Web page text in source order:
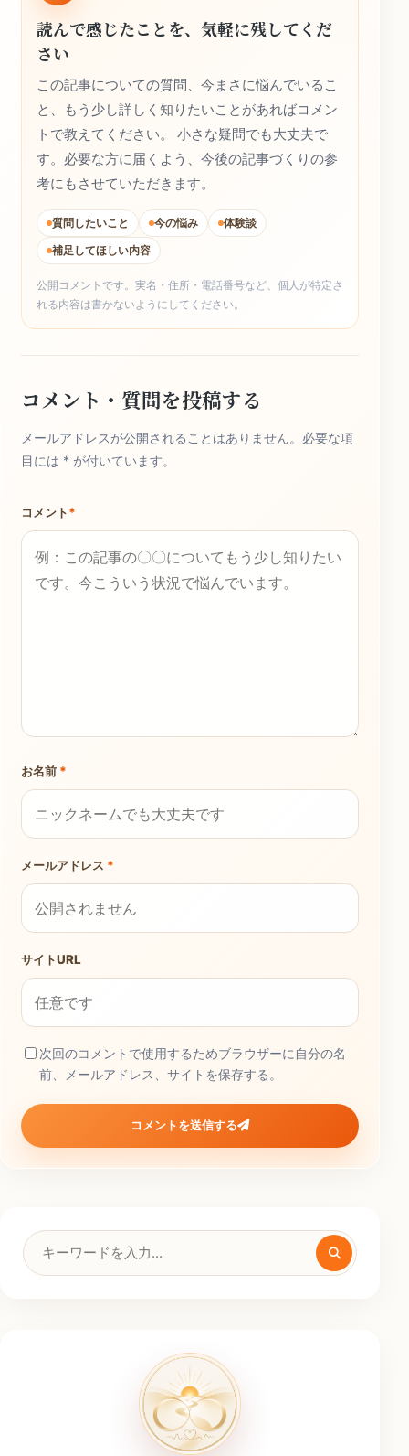
読んで感じたことを、気軽に残してくだ
さい
この記事についての質問、今まさに悩んでいるこ
と、もう少し詳しく知りたいことがあればコメン
トで教えてください。 小さな疑問でも大丈夫で
す。必要な方に届くよう、今後の記事づくりの参
考にもさせていただきます。
質問したいこと 今の悩み
体験談
補足してほしい内容
公開コメントです。実名・住所・電話番号など、個人が特定さ
れる内容は書かないようにしてください。
コメント・質問を投稿する
メールアドレスが公開されることはありません。必要な項
目には * が付いています。
コメント*
お名前 *
メールアドレス *
サイトURL
次回のコメントで使用するためブラウザーに自分の名
前、メールアドレス、サイトを保存する。
コメントを送信する
検
索